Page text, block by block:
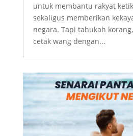
untuk membantu rakyat
sekaligus memberikan
negara. Tapi tahukah
cetak wang dengan...